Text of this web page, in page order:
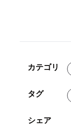
カテゴリ
タグ
シェア